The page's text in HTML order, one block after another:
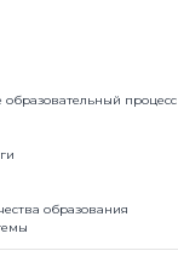
процесс
образования